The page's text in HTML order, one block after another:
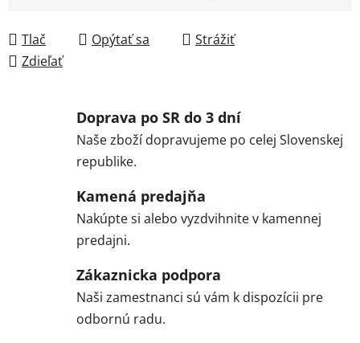
Tlač Opýtať sa
Strážiť
Zdieľať
Doprava po SR do 3 dní
Naše zboží dopravujeme po celej Slovenskej
republike.
Kamená predajňa
Nakúpte si alebo vyzdvihnite v kamennej
predajni.
Zákaznicka podpora
Naši zamestnanci sú vám k dispozícii pre
odbornú radu.